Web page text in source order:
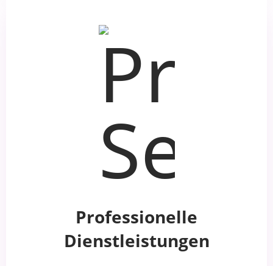
Professionelle
Dienstleistungen